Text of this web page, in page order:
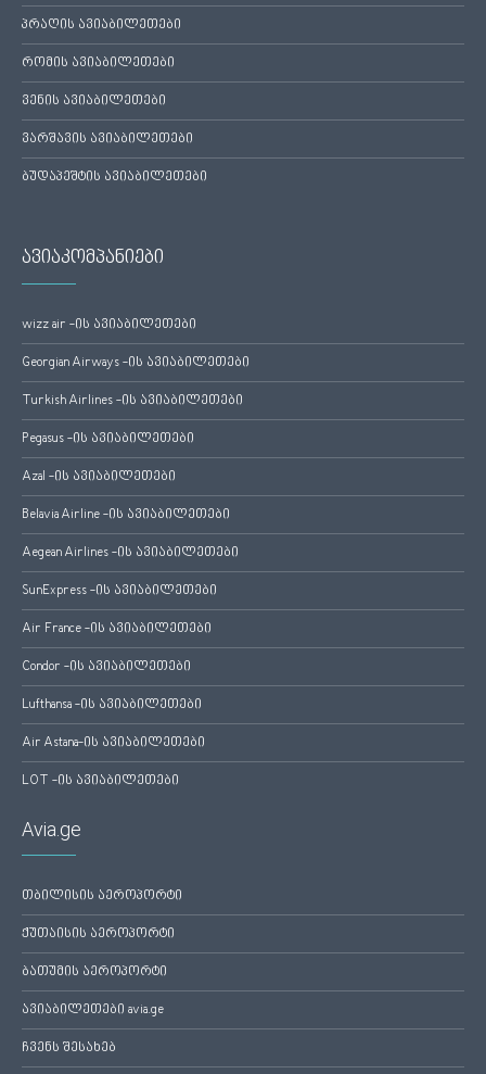
პრაღის ავიაბილეთები
რომის ავიაბილეთები
ვენის ავიაბილეთები
ვარშავის ავიაბილეთები
ბუდაპეშტის ავიაბილეთები
ავიაკომპანიები
wizz air -ის ავიაბილეთები
Georgian Airways -ის ავიაბილეთები
Turkish Airlines -ის ავიაბილეთები
Pegasus -ის ავიაბილეთები
Azal -ის ავიაბილეთები
Belavia Airline -ის ავიაბილეთები
Aegean Airlines -ის ავიაბილეთები
SunExpress -ის ავიაბილეთები
Air France -ის ავიაბილეთები
Condor -ის ავიაბილეთები
Lufthansa -ის ავიაბილეთები
Air Astana-ის ავიაბილეთები
LOT -ის ავიაბილეთები
Avia.ge
თბილისის აეროპორტი
ქუთაისის აეროპორტი
ბათუმის აეროპორტი
ავიაბილეთები avia.ge
ჩვენს შესახებ